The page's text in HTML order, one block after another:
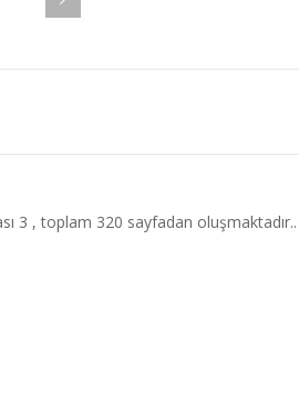
3 , toplam 320 sayfadan oluşmaktadır..